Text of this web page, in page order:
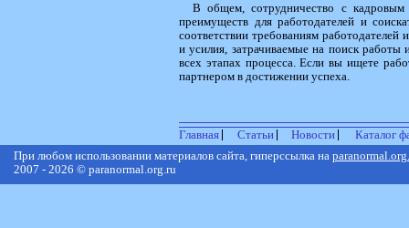
В общем, сотрудничество с кадровым
преимуществ для работодателей и
соответствии требованиям работодателей
и усилия, затрачиваемые на поиск
всех этапах процесса. Если вы ищете
партнером в достижении успеха.
Главная Статьи Новости
Каталог
При любом использовании материалов сайта, гиперссылка на
2007 - 2026 © paranormal.org.ru